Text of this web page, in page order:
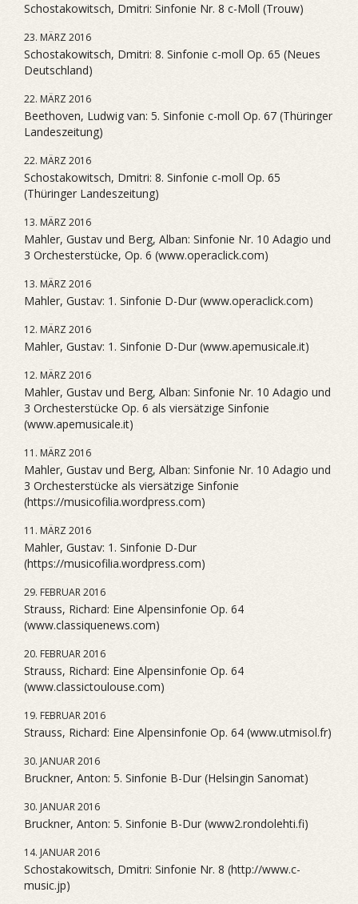
Schostakowitsch, Dmitri: Sinfonie Nr. 8 c-Moll (Trouw)
23. MÄRZ 2016
Schostakowitsch, Dmitri: 8. Sinfonie c-moll Op. 65 (Neues
Deutschland)
22. MÄRZ 2016
Beethoven, Ludwig van: 5. Sinfonie c-moll Op. 67 (Thüringer
Landeszeitung)
22. MÄRZ 2016
Schostakowitsch, Dmitri: 8. Sinfonie c-moll Op. 65
(Thüringer Landeszeitung)
13. MÄRZ 2016
Mahler, Gustav und Berg, Alban: Sinfonie Nr. 10 Adagio und
3 Orchesterstücke, Op. 6 (www.operaclick.com)
13. MÄRZ 2016
Mahler, Gustav: 1. Sinfonie D-Dur (www.operaclick.com)
12. MÄRZ 2016
Mahler, Gustav: 1. Sinfonie D-Dur (www.apemusicale.it)
12. MÄRZ 2016
Mahler, Gustav und Berg, Alban: Sinfonie Nr. 10 Adagio und
3 Orchesterstücke Op. 6 als viersätzige Sinfonie
(www.apemusicale.it)
11. MÄRZ 2016
Mahler, Gustav und Berg, Alban: Sinfonie Nr. 10 Adagio und
3 Orchesterstücke als viersätzige Sinfonie
(https://musicofilia.wordpress.com)
11. MÄRZ 2016
Mahler, Gustav: 1. Sinfonie D-Dur
(https://musicofilia.wordpress.com)
29. FEBRUAR 2016
Strauss, Richard: Eine Alpensinfonie Op. 64
(www.classiquenews.com)
20. FEBRUAR 2016
Strauss, Richard: Eine Alpensinfonie Op. 64
(www.classictoulouse.com)
19. FEBRUAR 2016
Strauss, Richard: Eine Alpensinfonie Op. 64 (www.utmisol.fr)
30. JANUAR 2016
Bruckner, Anton: 5. Sinfonie B-Dur (Helsingin Sanomat)
30. JANUAR 2016
Bruckner, Anton: 5. Sinfonie B-Dur (www2.rondolehti.fi)
14. JANUAR 2016
Schostakowitsch, Dmitri: Sinfonie Nr. 8 (http://www.c-
music.jp)